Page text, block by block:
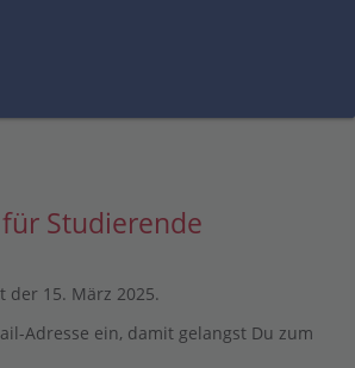
Studierende
der 15. März 2025.
Adresse ein, damit gelangst Du zum